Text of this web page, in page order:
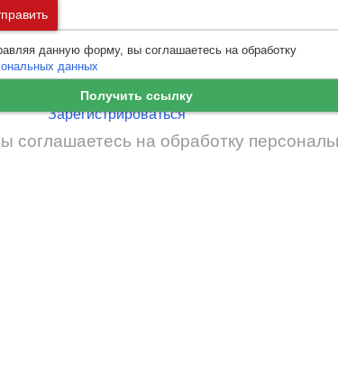
иМосковская область
Ленинградская
Ошибка авторизации
Войти Забыли пароль
Зарегистрироваться
Получить ссылку
соглашаетесь на обработку
данную форму, вы соглашаетесь на обработку
данных